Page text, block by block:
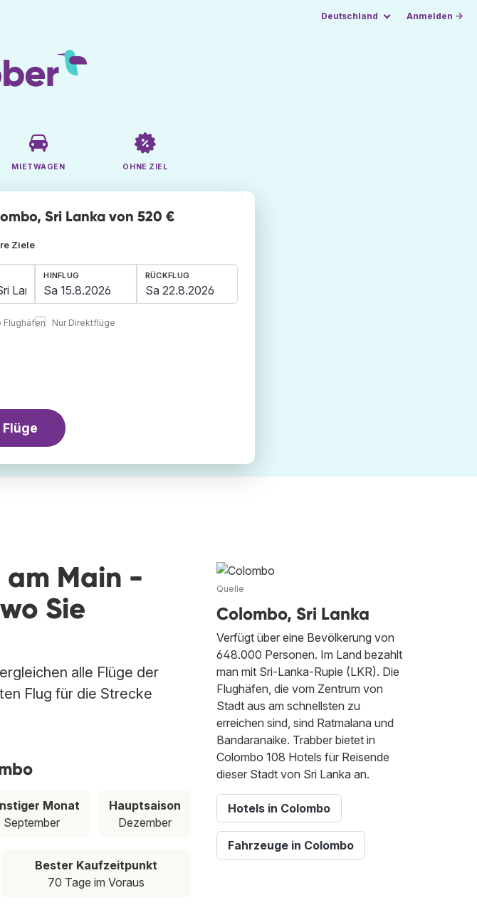
Deutschland Anmelden →
MIETWAGEN OHNE ZIEL
Sri Lanka von 520 €
Ziele
Flughäfen
HINFLUG RÜCKFLUG
Nur Direktflüge
am Main -
Sie
alle Flüge der
Flug für die Strecke
Monat
September
Hauptsaison
Dezember
Bester Kaufzeitpunkt
70 Tage im Voraus
Quelle
Colombo, Sri Lanka
Verfügt über eine Bevölkerung von
648.000 Personen. Im Land bezahlt
man mit Sri-Lanka-Rupie (LKR). Die
Flughäfen, die vom Zentrum von
Stadt aus am schnellsten zu
erreichen sind, sind Ratmalana und
Bandaranaike. Trabber bietet in
Colombo 108 Hotels für Reisende
dieser Stadt von Sri Lanka an.
Hotels in Colombo
Fahrzeuge in Colombo